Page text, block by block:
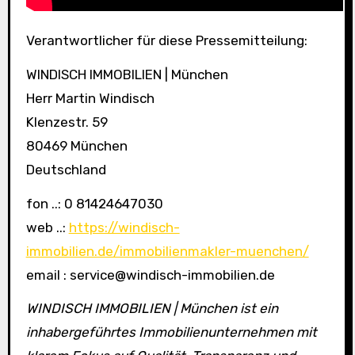
Verantwortlicher für diese Pressemitteilung:
WINDISCH IMMOBILIEN | München
Herr Martin Windisch
Klenzestr. 59
80469 München
Deutschland
fon ..: 0 81424647030
web ..: https://windisch-
immobilien.de/immobilienmakler-muenchen/
email : service@windisch-immobilien.de
WINDISCH IMMOBILIEN | München ist ein
inhabergeführtes Immobilienunternehmen mit